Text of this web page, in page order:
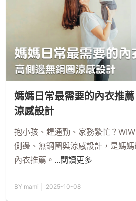
媽媽日常最需要的內衣推
涼感設計
抱小孩、趕通勤、家務繁忙？
側邊、無鋼圈與涼感設計，是媽
內衣推薦。 ...閱讀更多
BY mami │ 2025-10-08